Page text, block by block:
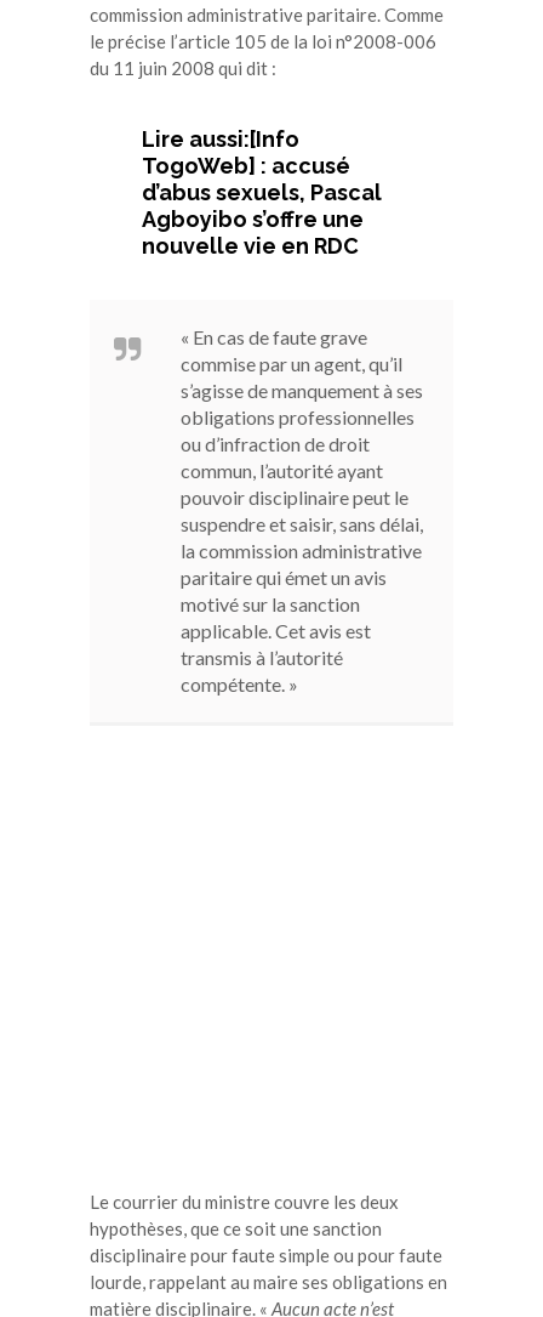
commission administrative paritaire. Comme
le précise l’article 105 de la loi n°2008-006
du 11 juin 2008 qui dit :
Lire aussi:[Info
TogoWeb] : accusé
d’abus sexuels, Pascal
Agboyibo s’offre une
nouvelle vie en RDC
« En cas de faute grave
commise par un agent, qu’il
s’agisse de manquement à ses
obligations professionnelles
ou d’infraction de droit
commun, l’autorité ayant
pouvoir disciplinaire peut le
suspendre et saisir, sans délai,
la commission administrative
paritaire qui émet un avis
motivé sur la sanction
applicable. Cet avis est
transmis à l’autorité
compétente. »
Le courrier du ministre couvre les deux
hypothèses, que ce soit une sanction
disciplinaire pour faute simple ou pour faute
lourde, rappelant au maire ses obligations en
matière disciplinaire. « Aucun acte n’est